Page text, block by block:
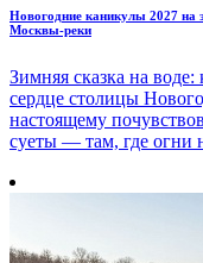
Новогодние каникулы 2027 на
Москвы-реки
Зимняя сказка на
сердце столицы
настоящему
суеты — там, где огни